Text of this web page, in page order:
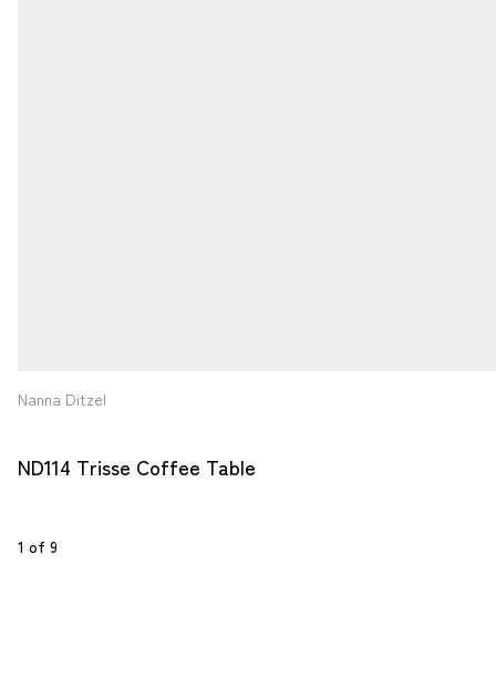
Nanna Ditzel
ND114 Trisse Coffee Table
1 of 9